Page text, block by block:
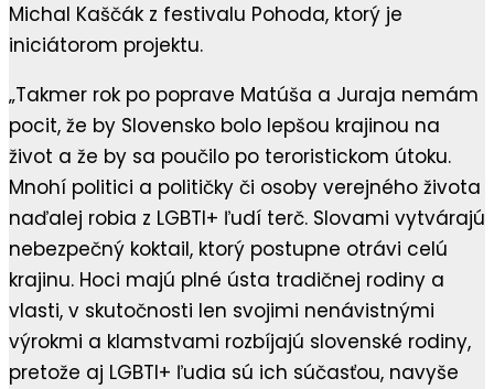
Michal Kaščák z festivalu Pohoda, ktorý je
iniciátorom projektu.
„Takmer rok po poprave Matúša a Juraja nemám
pocit, že by Slovensko bolo lepšou krajinou na
život a že by sa poučilo po teroristickom útoku.
Mnohí politici a političky či osoby verejného života
naďalej robia z LGBTI+ ľudí terč. Slovami vytvárajú
nebezpečný koktail, ktorý postupne otrávi celú
krajinu. Hoci majú plné ústa tradičnej rodiny a
vlasti, v skutočnosti len svojimi nenávistnými
výrokmi a klamstvami rozbíjajú slovenské rodiny,
pretože aj LGBTI+ ľudia sú ich súčasťou, navyše